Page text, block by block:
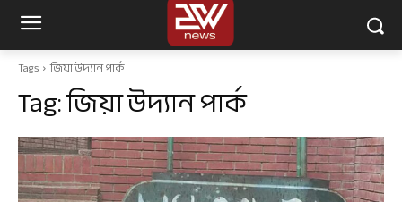
Tags জিয়া উদ্যান পার্ক
Tag:জিয়া উদ্যান পার্ক